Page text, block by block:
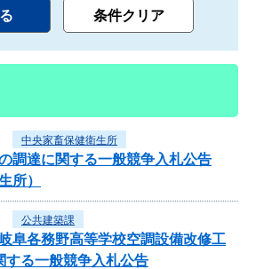
中央家畜保健衛生所
調達に関する一般競争入札公告
所）
公共建築課
阜各務野高等学校空調設備改修工
する一般競争入札公告